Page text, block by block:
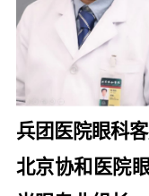
兵团医院眼科
北京协和医院